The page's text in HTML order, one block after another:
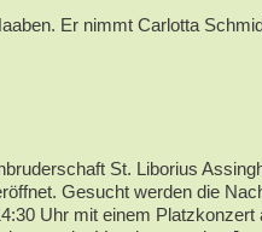
Er nimmt Carlotta
St. Liborius
Gesucht werden die
Uhr mit einem